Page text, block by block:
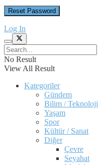
Log In
No Result
View All Result
Kategoriler
Gündem
Bilim / Teknoloji
Yaşam
Spor
Kültür / Sanat
Diğer
Çevre
Seyahat